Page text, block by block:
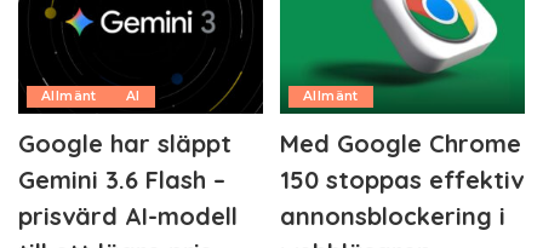
Allmänt AI
Google har släppt
Gemini 3.6 Flash –
prisvärd AI-modell
Allmänt
Med Google Chrome
150 stoppas effektiv
annonsblockering i